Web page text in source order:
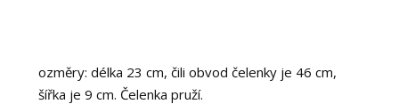
ozměry: délka 23 cm, čili obvod čelenky je 46 cm,
šířka je 9 cm. Čelenka pruží.